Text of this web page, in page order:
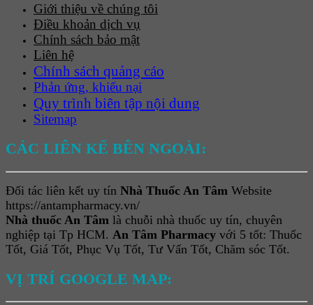
Giới thiệu về chúng tôi
Điều khoản dịch vụ
Chính sách bảo mật
Liên hệ
Chính sách quảng cáo
Phản ứng, khiếu nại
Quy trình biên tập nội dung
Sitemap
CÁC LIÊN KẾ BÊN NGOÀI:
Đối tác liên kết uy tín Nhà Thuốc An Tâm Website
https://antampharmacy.vn/
Nhà thuốc An Tâm là chuỗi nhà thuốc uy tín, chuyên
nghiệp tại Tp HCM. An Tâm Pharmacy với 5 tốt: Thuốc
Tốt, Giá Tốt, Phục Vụ Tốt, Tư Vấn Tốt, Chăm sóc Tốt.
VỊ TRÍ GOOGLE MAP: